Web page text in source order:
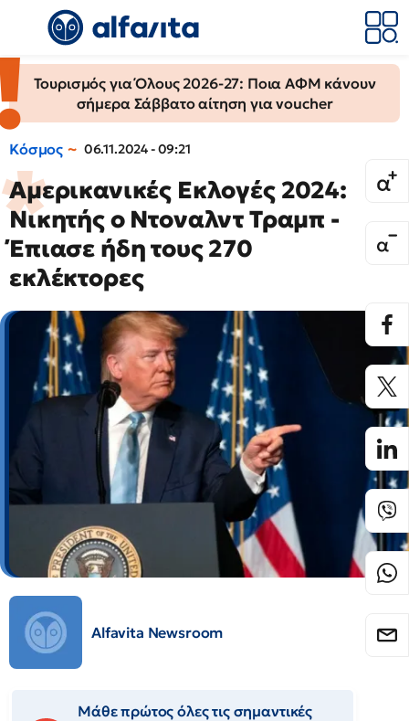
Τουρισμός για Όλους 2026-27: Ποια ΑΦΜ κάνουν
σήμερα Σάββατο αίτηση για voucher
Κόσμος 06.11.2024 - 09:21
Αμερικανικές Εκλογές 2024:
Νικητής ο Ντοναλντ Τραμπ -
Έπιασε ήδη τους 270
εκλέκτορες
Alfavita Newsroom
Μάθε πρώτος όλες τις σημαντικές